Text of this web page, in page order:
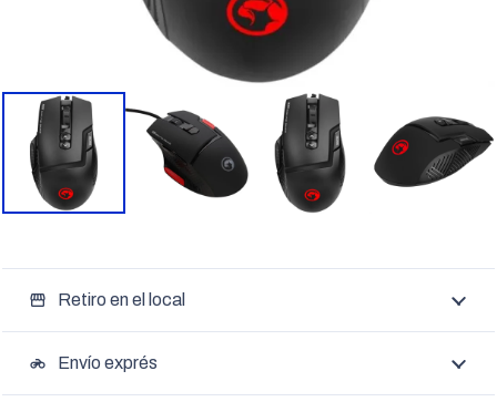
storefront Retiro en el local
motorcycle Envío exprés